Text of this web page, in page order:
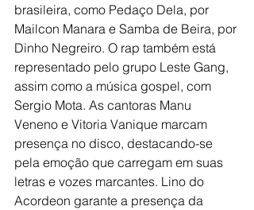
brasileira, como Pedaço Dela, por
Mailcon Manara e Samba de Beira, por
Dinho Negreiro. O rap também está
representado pelo grupo Leste Gang,
assim como a música gospel, com
Sergio Mota. As cantoras Manu
Veneno e Vitoria Vanique marcam
presença no disco, destacando-se
pela emoção que carregam em suas
letras e vozes marcantes. Lino do
Acordeon garante a presença da